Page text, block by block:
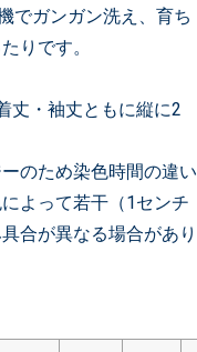
でガンガン洗え、育ち
りです。
丈・袖丈ともに縦に2
のため染色時間の違い
よって若干（1センチ
合が異なる場合があり